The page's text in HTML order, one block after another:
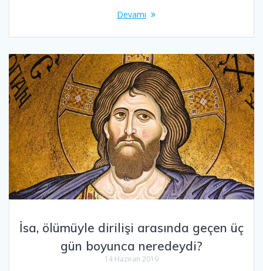
Devamı
İsa, ölümüyle dirilişi arasında geçen üç
gün boyunca neredeydi?
14 Haziran 2019